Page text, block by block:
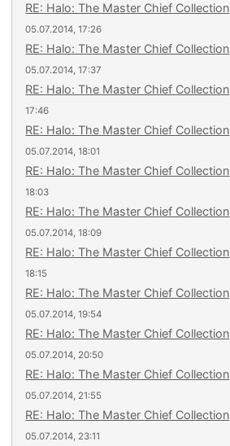
RE: Halo: The Master Chief Collection
05.07.2014, 17:26
RE: Halo: The Master Chief Collection
05.07.2014, 17:37
RE: Halo: The Master Chief Collection
17:46
RE: Halo: The Master Chief Collection
05.07.2014, 18:01
RE: Halo: The Master Chief Collection
18:03
RE: Halo: The Master Chief Collection
05.07.2014, 18:09
RE: Halo: The Master Chief Collection
18:15
RE: Halo: The Master Chief Collection
05.07.2014, 19:54
RE: Halo: The Master Chief Collection
05.07.2014, 20:50
RE: Halo: The Master Chief Collection
05.07.2014, 21:55
RE: Halo: The Master Chief Collection
05.07.2014, 23:11